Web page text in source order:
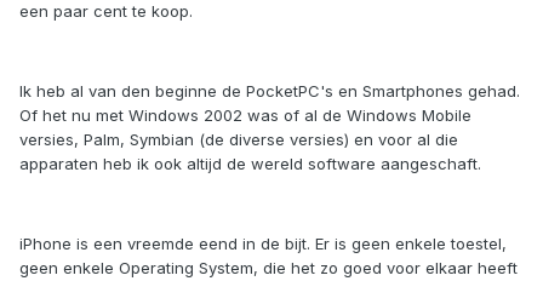
een paar cent te koop.
Ik heb al van den beginne de PocketPC's en Smartphones gehad.
Of het nu met Windows 2002 was of al de Windows Mobile
versies, Palm, Symbian (de diverse versies) en voor al die
apparaten heb ik ook altijd de wereld software aangeschaft.
iPhone is een vreemde eend in de bijt. Er is geen enkele toestel,
geen enkele Operating System, die het zo goed voor elkaar heeft